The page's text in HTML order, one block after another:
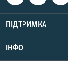
ПІДТРИМКА
ІНФО